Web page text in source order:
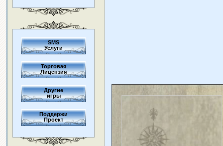
SMS
Услуги
Торговая
Лицензия
Другие
игры
Поддержи
Проект